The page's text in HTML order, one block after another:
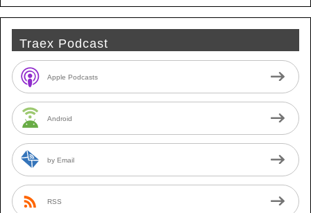
Traex Podcast
Apple Podcasts
Android
by Email
RSS